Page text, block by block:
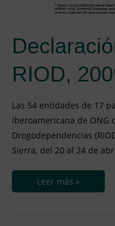
RIOD,
Las 54 entidades de 17
Iberoamericana de ONG
Drogodependencias
Sierra, del 20 al 24 de
Leer más »